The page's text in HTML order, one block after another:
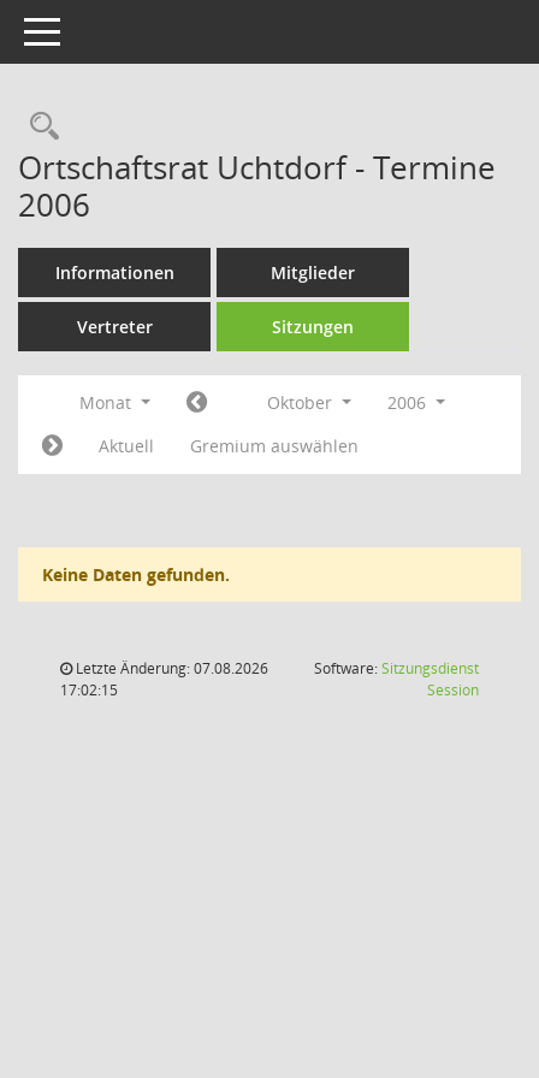
Toggle navigation
Rechercheauswahl
Ortschaftsrat Uchtdorf - Termine
2006
Informationen Mitglieder
Vertreter Sitzungen
Monat Oktober
2006
Aktuell
Gremium auswählen
Keine Daten gefunden.
Letzte Änderung: 07.08.2026
17:02:15
Software:Sitzungsdienst
Session(Wird in